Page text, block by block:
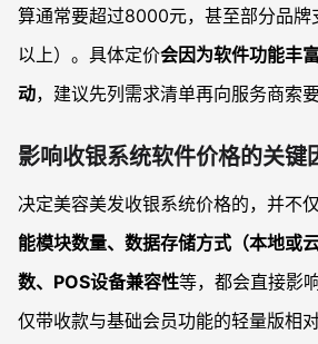
算通常要超过8000元，甚至部分品牌
以上）。具体定价会因为软件功能丰
动，建议先列需求清单再向服务商索要
影响收银系统软件价格的关键
决定美容美发收银系统价格的，并不
能模块数量、数据存储方式（本地或
数、POS设备兼容性等，都会直接影
仅带收款与基础会员功能的轻量版相对